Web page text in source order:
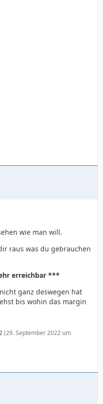
wie man will.
raus was du gebrauchen
erreichbar ***
ganz deswegen hat
bis wohin das margin
(29. September 2022 um